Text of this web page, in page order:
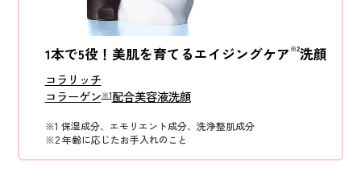
1本で5役！美肌を育てるエイジングケア ※2洗顔
コラリッチ
コラーゲン※1配合美容液洗顔
※1 保湿成分、エモリエント成分、洗浄整肌成分
※2 年齢に応じたお手入れのこと